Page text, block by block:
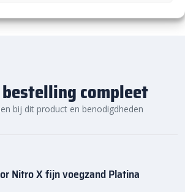
compleet
bij dit product en benodigdheden
Nitro X fijn voegzand Platina